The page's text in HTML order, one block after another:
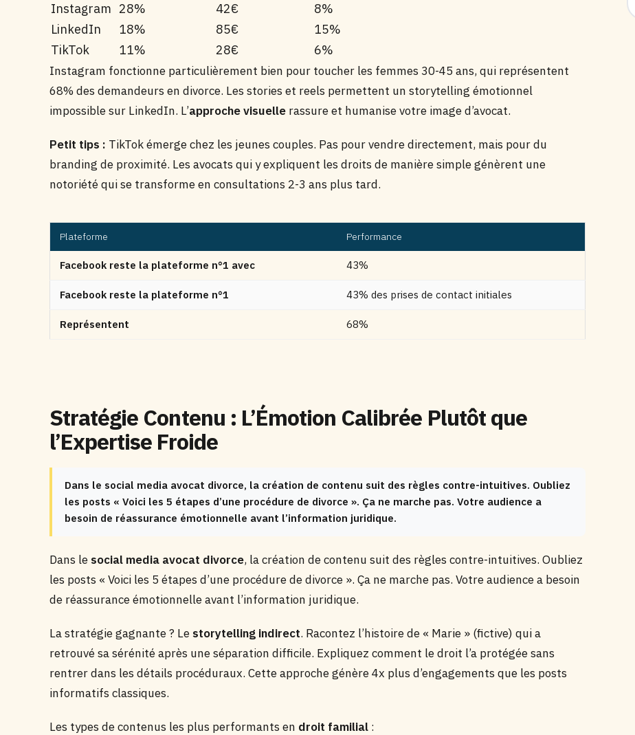
Instagram 28% 42€
8%
LinkedIn
18% 85€
15%
TikTok
11% 28€ 6%
Instagram fonctionne particulièrement bien pour toucher les femmes 30-45 ans, qui représentent
68% des demandeurs en divorce. Les stories et reels permettent un storytelling émotionnel
impossible sur LinkedIn. L’approche visuelle rassure et humanise votre image d’avocat.
Petit tips : TikTok émerge chez les jeunes couples. Pas pour vendre directement, mais pour du
branding de proximité. Les avocats qui y expliquent les droits de manière simple génèrent une
notoriété qui se transforme en consultations 2-3 ans plus tard.
Plateforme Performance
Facebook reste la plateforme n°1 avec 43%
Facebook reste la plateforme n°1 43% des prises de contact initiales
Représentent 68%
Stratégie Contenu : L’Émotion Calibrée Plutôt que
l’Expertise Froide
Dans le social media avocat divorce, la création de contenu suit des règles contre-intuitives. Oubliez
les posts « Voici les 5 étapes d’une procédure de divorce ». Ça ne marche pas. Votre audience a
besoin de réassurance émotionnelle avant l’information juridique.
Dans le social media avocat divorce, la création de contenu suit des règles contre-intuitives. Oubliez
les posts « Voici les 5 étapes d’une procédure de divorce ». Ça ne marche pas. Votre audience a besoin
de réassurance émotionnelle avant l’information juridique.
La stratégie gagnante ? Le storytelling indirect. Racontez l’histoire de « Marie » (fictive) qui a
retrouvé sa sérénité après une séparation difficile. Expliquez comment le droit l’a protégée sans
rentrer dans les détails procéduraux. Cette approche génère 4x plus d’engagements que les posts
informatifs classiques.
Les types de contenus les plus performants en droit familial :